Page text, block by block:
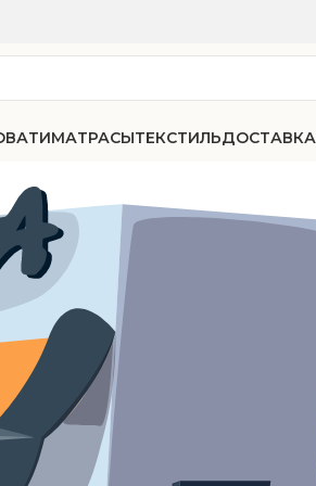
МАТРАСЫТЕКСТИЛЬДОСТАВКА